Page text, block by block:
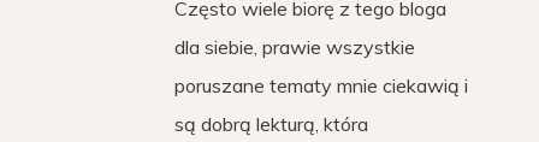
Często wiele biorę z tego bloga
dla siebie, prawie wszystkie
poruszane tematy mnie ciekawią i
są dobrą lekturą, która